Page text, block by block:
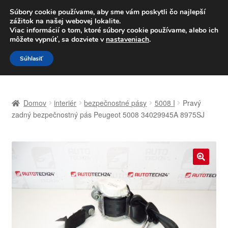
DOPRAVA od 6 EUR
Po–Pi 09:00–16:00 233 221 276
Preskočiť
na
navigáciu
Preskočiť
na
obsah
Celosvetová preprava
Košík
Domov interiér bezpečnostné pásy 5008 I
Pravý
zadný bezpečnostný pás Peugeot 5008 34029945A 8975SJ
🔍
Súbory cookie používame, aby sme vám poskytli čo najlepší
zážitok na našej webovej lokalite.
Viac informácií o tom, ktoré súbory cookie používame, alebo ich
môžete vypnúť, sa dozviete v nastaveniach.
Súhlasiť